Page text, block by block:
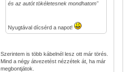
és az autót tökéletesnek mondhatom"
Nyugtával dícsérd a napot!
Szerintem is több kábelnél lesz ott már törés.
Mind a négy átvezetést nézzétek át, ha már
megbontjátok.